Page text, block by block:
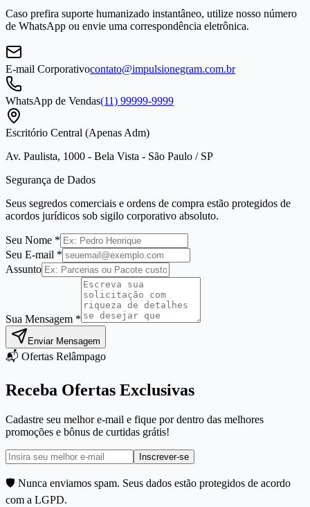
Caso prefira suporte humanizado instantâneo, utilize nosso número
de WhatsApp ou envie uma correspondência eletrônica.
E-mail Corporativocontato@impulsionegram.com.br
WhatsApp de Vendas(11) 99999-9999
Escritório Central (Apenas Adm)
Av. Paulista, 1000 - Bela Vista - São Paulo / SP
Segurança de Dados
Seus segredos comerciais e ordens de compra estão protegidos de
acordos jurídicos sob sigilo corporativo absoluto.
Seu Nome *
Seu E-mail *
Assunto
Sua Mensagem *
Enviar Mensagem
📬 Ofertas Relâmpago
Receba Ofertas Exclusivas
Cadastre seu melhor e-mail e fique por dentro das melhores
promoções e bônus de curtidas grátis!
Inscrever-se
🛡️ Nunca enviamos spam. Seus dados estão protegidos de acordo
com a LGPD.